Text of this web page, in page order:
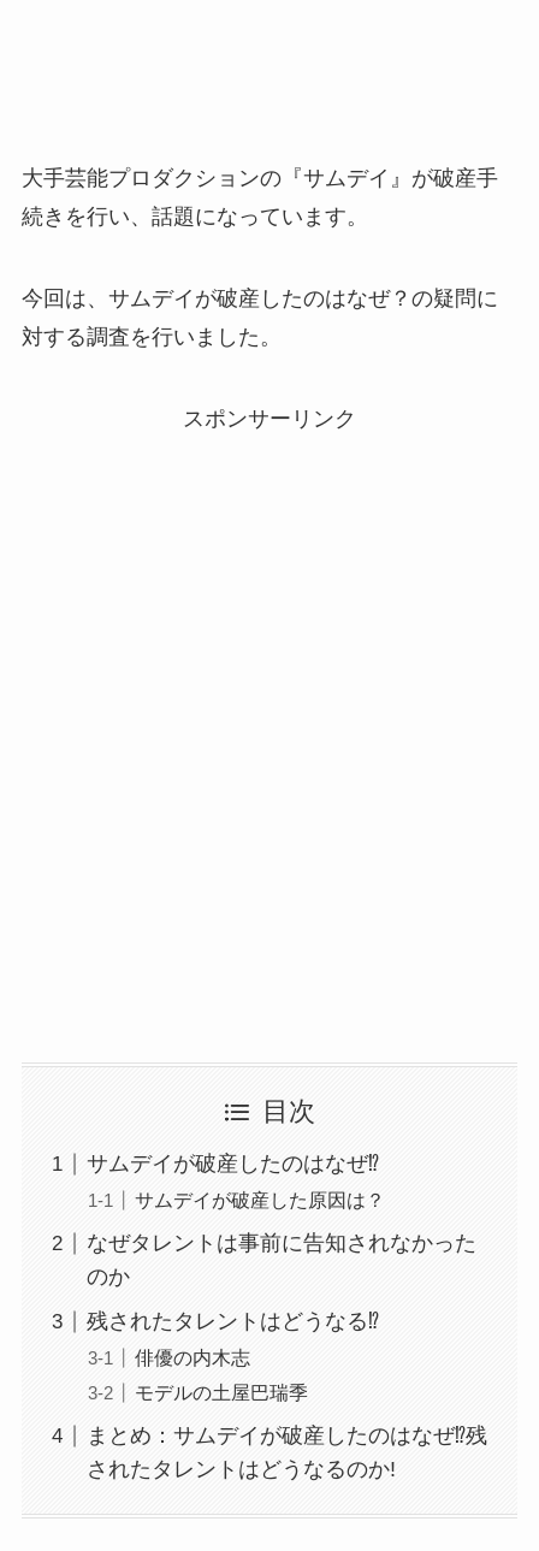
大手芸能プロダクションの『サムデイ』が破産手
続きを行い、話題になっています。
今回は、サムデイが破産したのはなぜ？の疑問に
対する調査を行いました。
スポンサーリンク
目次
サムデイが破産したのはなぜ⁉
サムデイが破産した原因は？
なぜタレントは事前に告知されなかった
のか
残されたタレントはどうなる⁉
俳優の内木志
モデルの土屋巴瑞季
まとめ：サムデイが破産したのはなぜ⁉残
されたタレントはどうなるのか!